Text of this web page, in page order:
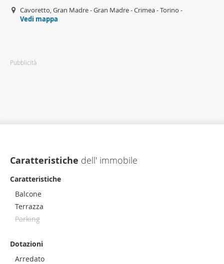
Pubblicità
Cavoretto, Gran Madre - Gran Madre - Crimea - Torino -
Vedi mappa
Caratteristiche dell' immobile
Caratteristiche
Balcone
Terrazza
Parking
Dotazioni
Arredato